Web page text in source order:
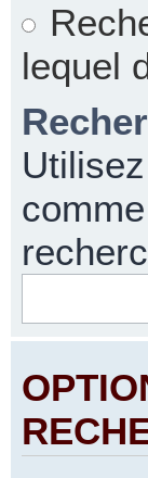
lequel